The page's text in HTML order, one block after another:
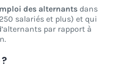
des alternants dans
salariés et plus) et qui
par rapport à